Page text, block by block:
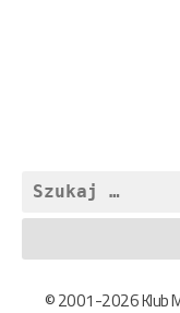
Szukaj:
© 2001-2026 Klub